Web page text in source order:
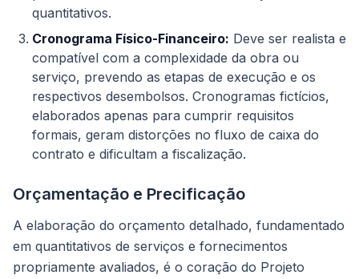
quantitativos.
Cronograma Físico-Financeiro: Deve ser realista e
compatível com a complexidade da obra ou
serviço, prevendo as etapas de execução e os
respectivos desembolsos. Cronogramas fictícios,
elaborados apenas para cumprir requisitos
formais, geram distorções no fluxo de caixa do
contrato e dificultam a fiscalização.
Orçamentação e Precificação
A elaboração do orçamento detalhado, fundamentado
em quantitativos de serviços e fornecimentos
propriamente avaliados, é o coração do Projeto